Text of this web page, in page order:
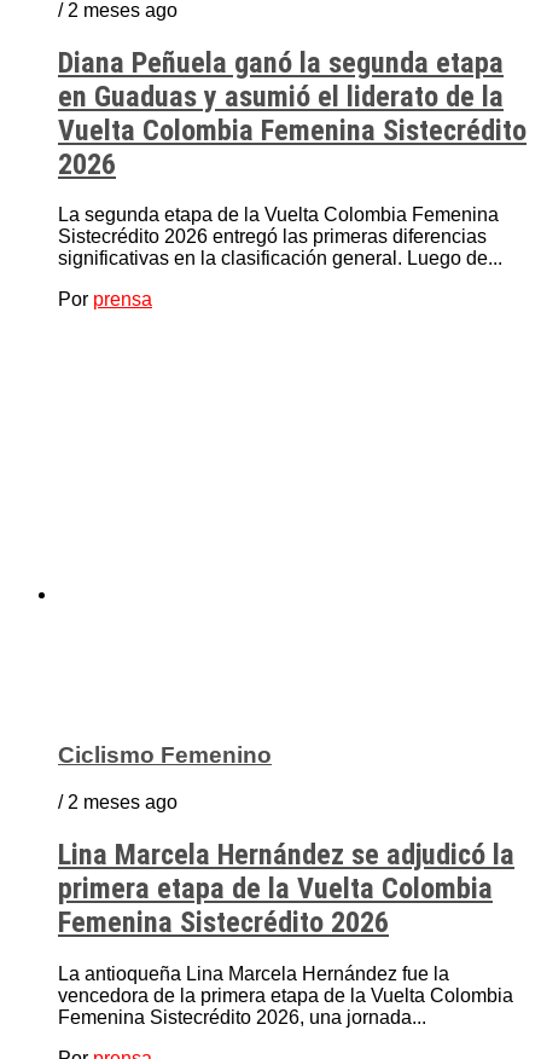
/ 2 meses ago
Diana Peñuela ganó la segunda etapa
en Guaduas y asumió el liderato de la
Vuelta Colombia Femenina Sistecrédito
2026
La segunda etapa de la Vuelta Colombia Femenina
Sistecrédito 2026 entregó las primeras diferencias
significativas en la clasificación general. Luego de...
Por prensa
Ciclismo Femenino
/ 2 meses ago
Lina Marcela Hernández se adjudicó la
primera etapa de la Vuelta Colombia
Femenina Sistecrédito 2026
La antioqueña Lina Marcela Hernández fue la
vencedora de la primera etapa de la Vuelta Colombia
Femenina Sistecrédito 2026, una jornada...